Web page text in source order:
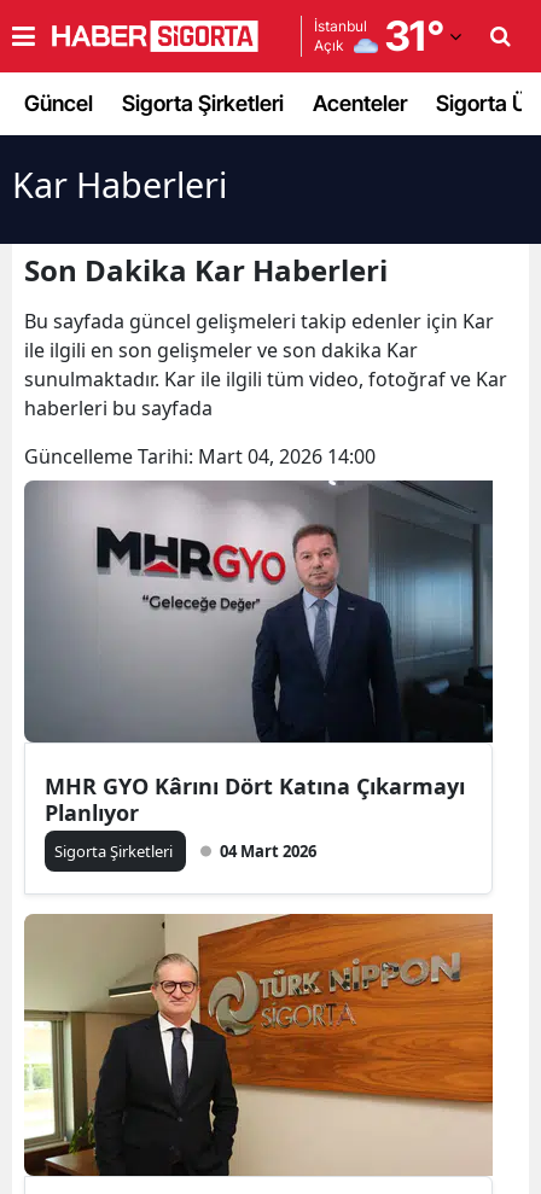
İstanbul
Açık
31°
Adana
Amasya
Ankara
Antalya
Aydın
Balıkesir
Bilecik
Bingöl
Bolu
Çankırı
Çorum
Denizli
Diyarbakır
Edirne
Güncel Sigorta Şirketleri Acenteler Sigorta
Kar Haberleri
Son Dakika Kar Haberleri
Bu sayfada güncel gelişmeleri takip edenler için Kar
ile ilgili en son gelişmeler ve son dakika Kar
sunulmaktadır. Kar ile ilgili tüm video, fotoğraf ve Kar
haberleri bu sayfada
Güncelleme Tarihi: Mart 04, 2026 14:00
MHR GYO Kârını Dört Katına Çıkarmayı
Planlıyor
Sigorta Şirketleri 04 Mart 2026